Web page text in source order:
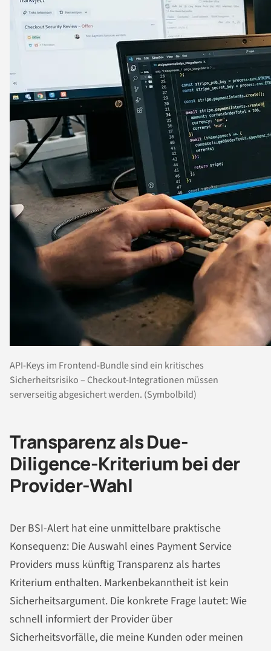
API-Keys im Frontend-Bundle sind ein kritisches
Sicherheitsrisiko – Checkout-Integrationen müssen
serverseitig abgesichert werden. (Symbolbild)
Transparenz als Due-
Diligence-Kriterium bei der
Provider-Wahl
Der BSI-Alert hat eine unmittelbare praktische
Konsequenz: Die Auswahl eines Payment Service
Providers muss künftig Transparenz als hartes
Kriterium enthalten. Markenbekanntheit ist kein
Sicherheitsargument. Die konkrete Frage lautet: Wie
schnell informiert der Provider über
Sicherheitsvorfälle, die meine Kunden oder meinen